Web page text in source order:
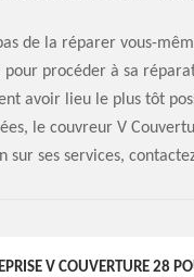
de la réparer vous-
procéder à sa
avoir lieu le plus tôt
le couvreur V
ses services,
V COUVERTURE 28